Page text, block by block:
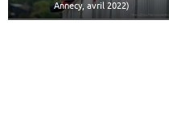
Annecy, avril 2022)